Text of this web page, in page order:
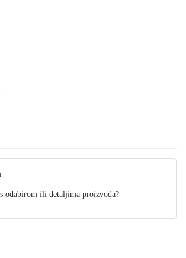
odabirom ili detaljima proizvoda?